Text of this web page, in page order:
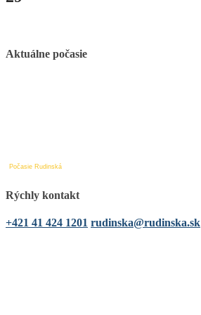
Aktuálne počasie
Počasie Rudinská
Rýchly kontakt
+421 41 424 1201 rudinska@rudinska.sk